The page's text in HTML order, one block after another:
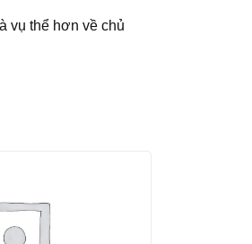
vụ thể hơn về chủ